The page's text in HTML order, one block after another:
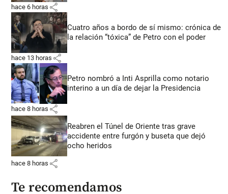
hace 6 horas share
Cuatro años a bordo de sí mismo: crónica de
la relación “tóxica” de Petro con el poder
hace 13 horas share
Petro nombró a Inti Asprilla como notario
interino a un día de dejar la Presidencia
hace 8 horas share
Reabren el Túnel de Oriente tras grave
accidente entre furgón y buseta que dejó
ocho heridos
hace 8 horas share
Te recomendamos